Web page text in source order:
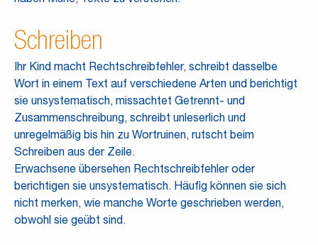
Schreiben
Ihr Kind macht Rechtschreibfehler, schreibt dasselbe
Wort in einem Text auf verschiedene Arten und berichtigt
sie unsystematisch, missachtet Getrennt- und
Zusammenschreibung, schreibt unleserlich und
unregelmäßig bis hin zu Wortruinen, rutscht beim
Schreiben aus der Zeile.
Erwachsene übersehen Rechtschreibfehler oder
berichtigen sie unsystematisch. Häufig können sie sich
nicht merken, wie manche Worte geschrieben werden,
obwohl sie geübt sind.